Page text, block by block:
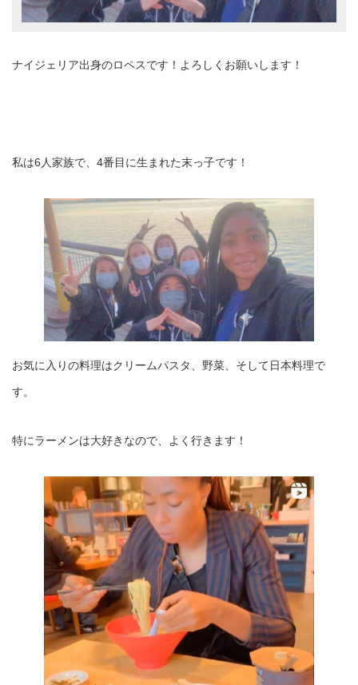
ナイジェリア出身のロペスです！よろしくお願いします！
私は6人家族で、4番目に生まれた末っ子です！
お気に入りの料理はクリームパスタ、野菜、そして日本料理で
す。
特にラーメンは大好きなので、よく行きます！